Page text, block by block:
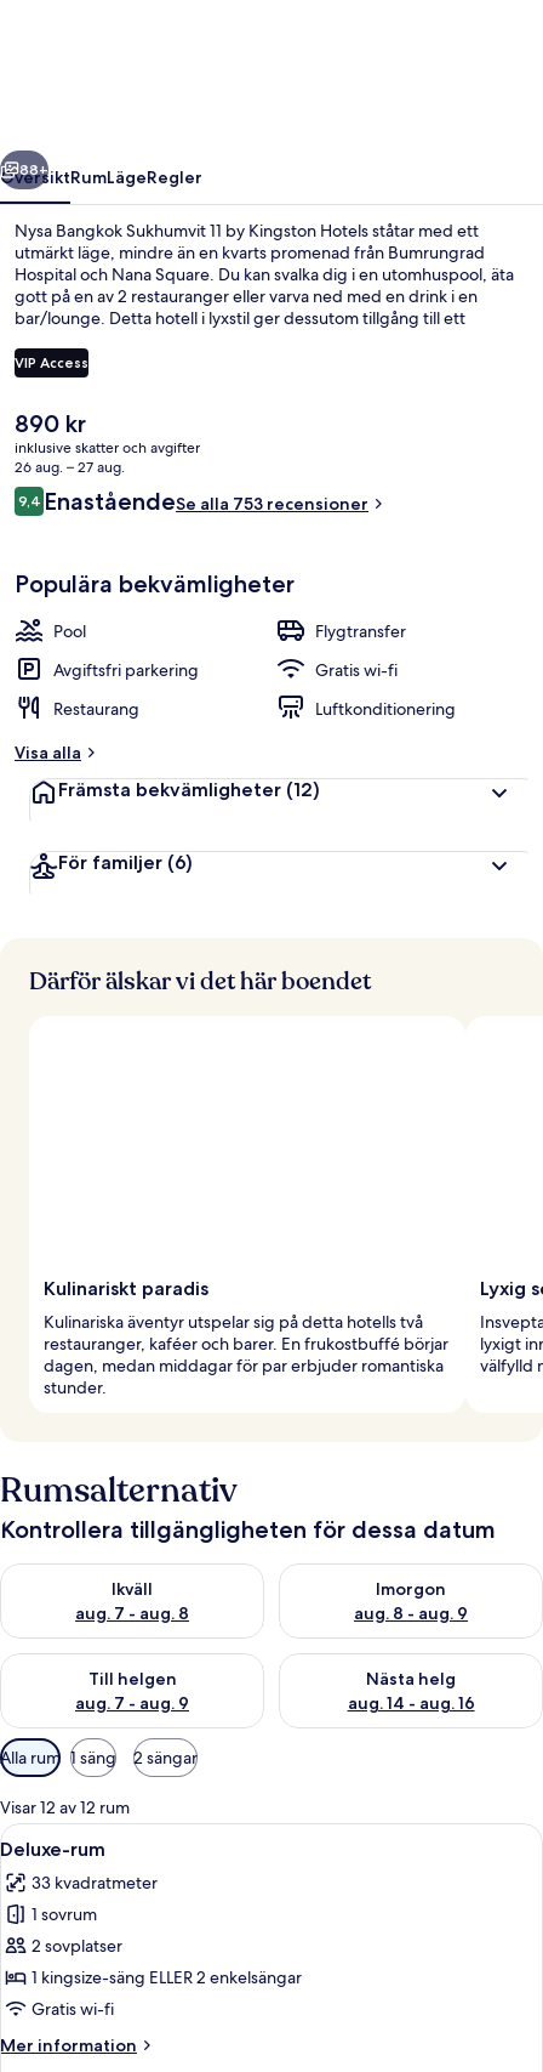
Hotels
Nästa
88+
ÖversiktRumLägeRegler
Nysa Bangkok Sukhumvit 11 by Kingston Hotels ståtar med ett
utmärkt läge, mindre än en kvarts promenad från Bumrungrad
Hospital och Nana Square. Du kan svalka dig i en utomhuspool, äta
gott på en av 2 restauranger eller varva ned med en drink i en
bar/lounge. Detta hotell i lyxstil ger dessutom tillgång till ett
uppskattar den hjälpsamma personalen. Boendet ligger bara en
kort promenad från kollektivtrafik. Till Nana BTS Station tar det 10
VIP Access
Det
nuvarande
priset
är
890 kr
890 kr
inklusive skatter och avgifter
26 aug. – 27 aug.
Recensioner
9,49,4 av 10,
EnaståendeSe alla 753 recensioner
Populära bekvämligheter
Pool
Flygtransfer
Avgiftsfri parkering
Gratis wi-fi
Restaurang
Luftkonditionering
Visa alla
Främsta bekvämligheter (12)
För familjer (6)
Därför älskar vi det här boendet
Kulinariskt paradis
Kulinariska äventyr utspelar sig på detta hotells två
restauranger, kaféer och barer. En frukostbuffé börjar
dagen, medan middagar för par erbjuder romantiska
stunder.
Lyxig
lyxigt
välfylld
Rumsalternativ
Kontrollera tillgängligheten för dessa datum
Ikväll
aug. 7 - aug. 8
Kontrollera tillgängligheten för ikväll aug. 7 - aug. 8
Imorgon
aug. 8 - aug. 9
Kontrollera tillgängligheten
Till helgen
aug. 7 - aug. 9
Kontrollera tillgängligheten för den här helgen aug. 7 - aug. 9
Nästa helg
aug. 14 - aug. 16
Kontrollera tillgängligheten
Tillgängliga
filter
för
rum
Alla rum 1 säng 2 sängar
Visar 12 av 12 rum
Öppna
alla
foton
för
Deluxe-
rum
Ett modernt hotellrum med en stor
5
Deluxe-rum
33 kvadratmeter
1 sovrum
2 sovplatser
1 kingsize-säng ELLER 2 enkelsängar
Gratis wi-fi
Mer information
Mer